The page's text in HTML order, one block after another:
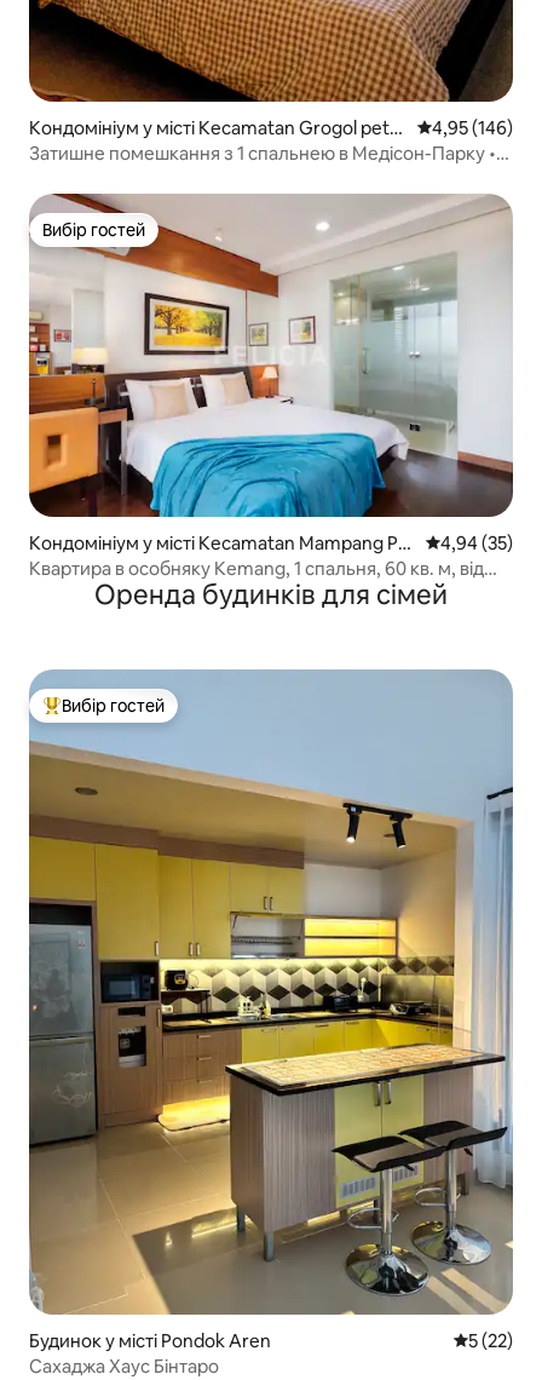
Кондомініум у місті Kecamatan Grogol peta
mburan
Середня
4,95 (146)
Затишне помешкання з 1 спальнею в Медісон-Парку •
Вибір гостей
Вибір гостей
Кондомініум у місті Kecamatan Mampang Pra
patan
Середня
4,94 (35)
Квартира в особняку Kemang, 1 спальня, 60 кв. м, від
Felicia retiredОренда будинків для сімей
Топ вибір гостей
Вибір гостей
Будинок у місті Pondok Aren Середня
5 (22)
Сахаджа Хаус Бінтаро